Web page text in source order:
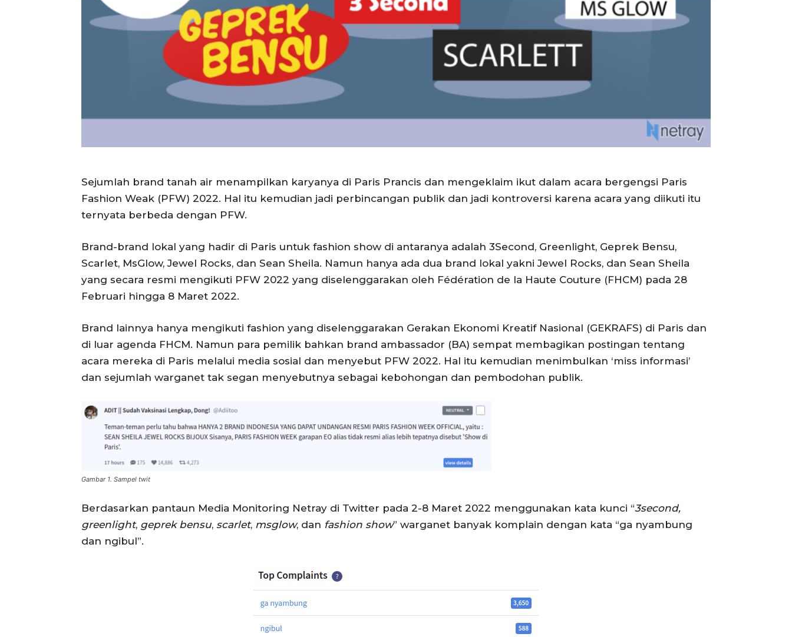
Sejumlah brand tanah air menampilkan karyanya di Paris Prancis dan mengeklaim ikut dalam acara bergengsi Paris
Fashion Weak (PFW) 2022. Hal itu kemudian jadi perbincangan publik dan jadi kontroversi karena acara yang diikuti itu
ternyata berbeda dengan PFW.
Brand-brand lokal yang hadir di Paris untuk fashion show di antaranya adalah 3Second, Greenlight, Geprek Bensu,
Scarlet, MsGlow, Jewel Rocks, dan Sean Sheila. Namun hanya ada dua brand lokal yakni Jewel Rocks, dan Sean Sheila
yang secara resmi mengikuti PFW 2022 yang diselenggarakan oleh Fédération de la Haute Couture (FHCM) pada 28
Februari hingga 8 Maret 2022.
Brand lainnya hanya mengikuti fashion yang diselenggarakan Gerakan Ekonomi Kreatif Nasional (GEKRAFS) di Paris dan
di luar agenda FHCM. Namun para pemilik bahkan brand ambassador (BA) sempat membagikan postingan tentang
acara mereka di Paris melalui media sosial dan menyebut PFW 2022. Hal itu kemudian menimbulkan ‘miss informasi’
dan sejumlah warganet tak segan menyebutnya sebagai kebohongan dan pembodohan publik.
Gambar 1. Sampel twit
Berdasarkan pantaun Media Monitoring Netray di Twitter pada 2-8 Maret 2022 menggunakan kata kunci “3second,
greenlight, geprek bensu, scarlet, msglow, dan fashion show” warganet banyak komplain dengan kata “ga nyambung
dan ngibul”.